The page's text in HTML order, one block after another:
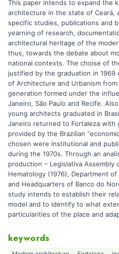
This paper intends to expand the
architecture in the state of Ceará,
specific studies, publications and
yearning of research,
architectural heritage of the
thus, towards the debate about
national contexts. The choise of
justified by the graduation in
of Architecture and Urbanism
generation formed under the
Janeiro, São Paulo and Recife.
young architects graduated in
Janeiro returned to Fortaleza
provided by the Brazilian
chosen were institutional and
during the 1970s. Through an
production – Legislativa Assembly
Hematology (1976), Department
and Headquarters of Banco do
study intends to establish their
model and to identify to what
particularities of the place and
keywords